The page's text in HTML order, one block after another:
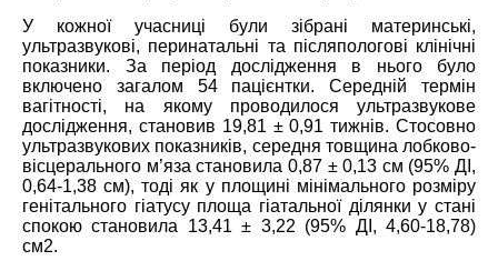
У кожної учасниці були зібрані материнські,
ультразвукові, перинатальні та післяпологові клінічні
показники. За період дослідження в нього було
включено загалом 54 пацієнтки. Середній термін
вагітності, на якому проводилося ультразвукове
дослідження, становив 19,81 ± 0,91 тижнів. Стосовно
ультразвукових показників, середня товщина лобково-
вісцерального м’яза становила 0,87 ± 0,13 см (95% ДІ,
0,64-1,38 см), тоді як у площині мінімального розміру
генітального гіатусу площа гіатальної ділянки у стані
спокою становила 13,41 ± 3,22 (95% ДІ, 4,60-18,78)
см2.